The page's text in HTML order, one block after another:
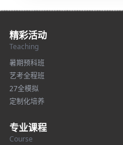
精彩活动
Teaching
暑期预科班
艺考全程班
27全模拟
定制化培养
专业课程
Course